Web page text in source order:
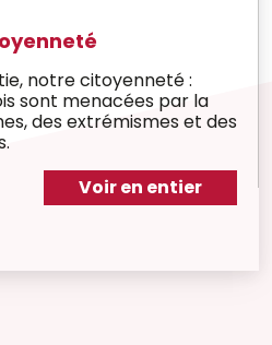
notre citoyenneté :
sont menacées par la
des extrémismes et des
Voir en entier